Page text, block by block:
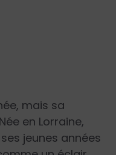
mais sa
en Lorraine,
jeunes années